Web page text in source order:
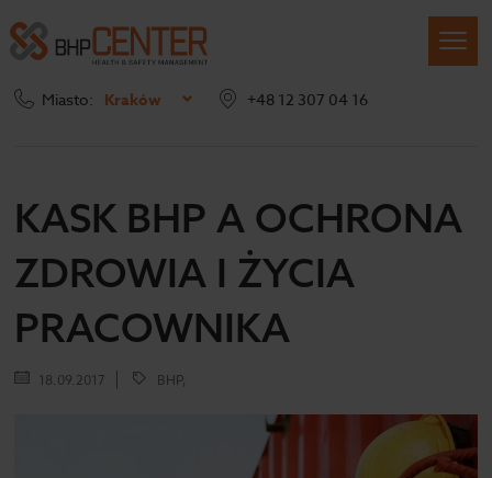
Miasto: Kraków +48 12 307 04 16
KASK BHP A OCHRONA
ZDROWIA I ŻYCIA
PRACOWNIKA
18.09.2017 BHP,